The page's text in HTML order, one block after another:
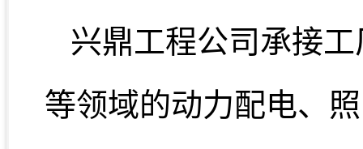
兴鼎工程公司承接
等领域的动力配电、